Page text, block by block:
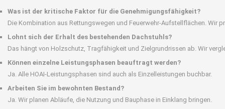
Was ist der kritische Faktor für die Genehmigungsfähigkeit?
Die Kombination aus Rettungswegen und Feuerwehr-Aufstellflächen. Wir
Lohnt sich der Erhalt des bestehenden Dachstuhls?
Das hängt von Holzschutz, Tragfähigkeit und Zielgrundrissen ab. Wir
Können einzelne Leistungsphasen beauftragt werden?
Ja. Alle HOAI-Leistungsphasen sind auch als Einzelleistungen buchbar.
Arbeiten Sie im bewohnten Bestand?
Ja. Wir planen Abläufe, die Nutzung und Bauphase in Einklang bringen.